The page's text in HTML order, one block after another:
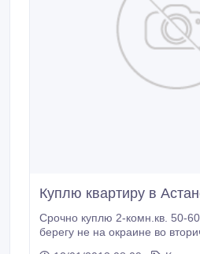
Куплю квартиру в
Срочно куплю 2-комн.кв. 50-
берегу не на окраине во